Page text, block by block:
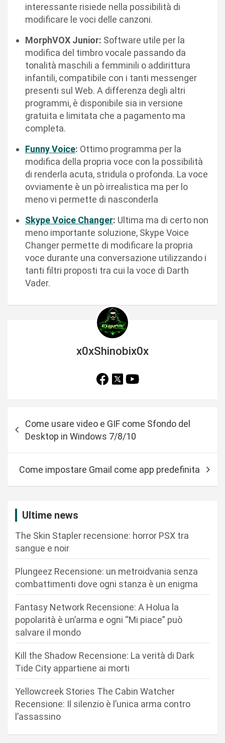
interessante risiede nella possibilità di
modificare le voci delle canzoni.
MorphVOX Junior: Software utile per la
modifica del timbro vocale passando da
tonalità maschili a femminili o addirittura
infantili, compatibile con i tanti messenger
presenti sul Web. A differenza degli altri
programmi, è disponibile sia in versione
gratuita e limitata che a pagamento ma
completa.
Funny Voice: Ottimo programma per la
modifica della propria voce con la possibilità
di renderla acuta, stridula o profonda. La voce
ovviamente è un pò irrealistica ma per lo
meno vi permette di nasconderla
Skype Voice Changer: Ultima ma di certo non
meno importante soluzione, Skype Voice
Changer permette di modificare la propria
voce durante una conversazione utilizzando i
tanti filtri proposti tra cui la voce di Darth
Vader.
x0xShinobix0x
Come usare video e GIF come Sfondo del
Desktop in Windows 7/8/10
Come impostare Gmail come app predefinita
Ultime news
The Skin Stapler recensione: horror PSX tra
sangue e noir
Plungeez Recensione: un metroidvania senza
combattimenti dove ogni stanza è un enigma
Fantasy Network Recensione: A Holua la
popolarità è un’arma e ogni “Mi piace” può
salvare il mondo
Kill the Shadow Recensione: La verità di Dark
Tide City appartiene ai morti
Yellowcreek Stories The Cabin Watcher
Recensione: Il silenzio è l’unica arma contro
l’assassino